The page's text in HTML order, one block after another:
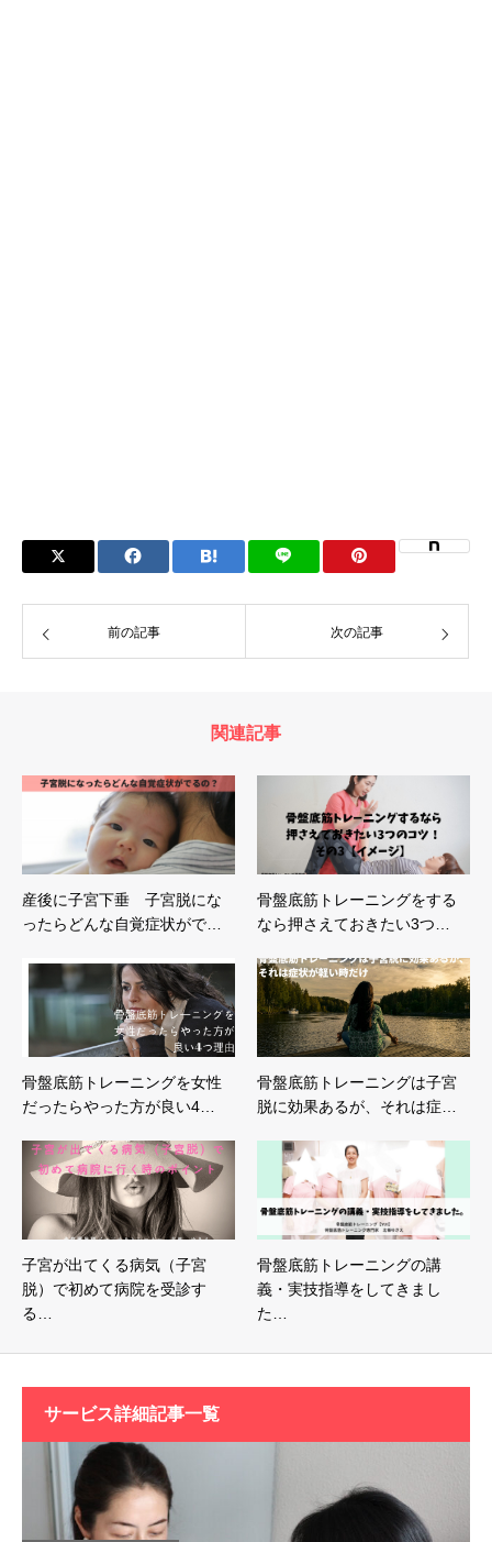
前の記事 次の記事
関連記事
産後に子宮下垂 子宮脱にな
ったらどんな自覚症状がで…
骨盤底筋トレーニングをする
なら押さえておきたい3つ…
骨盤底筋トレーニングを女性
だったらやった方が良い4…
骨盤底筋トレーニングは子宮
脱に効果あるが、それは症…
子宮が出てくる病気（子宮
脱）で初めて病院を受診す
る…
骨盤底筋トレーニングの講
義・実技指導をしてきまし
た…
サービス詳細記事一覧